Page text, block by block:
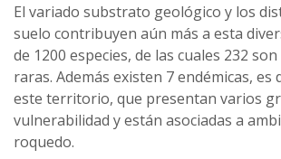
El variado substrato geológico y los
suelo contribuyen aún más a esta
de 1200 especies, de las cuales 232
raras. Además existen 7 endémicas, es
este territorio, que presentan varios
vulnerabilidad y están asociadas a
roquedo.